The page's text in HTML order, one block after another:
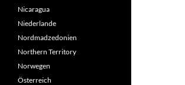
Nicaragua
Niederlande
Nordmadzedonien
Northern Territory
Norwegen
Österreich